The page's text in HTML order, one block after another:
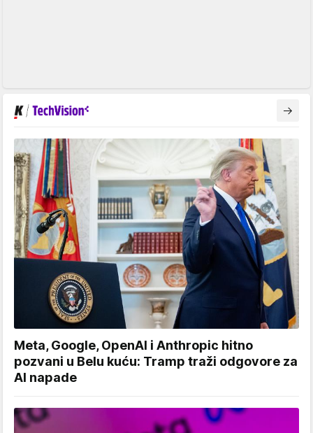
Meta, Google, OpenAI i Anthropic hitno
pozvani u Belu kuću: Tramp traži odgovore za
AI napade